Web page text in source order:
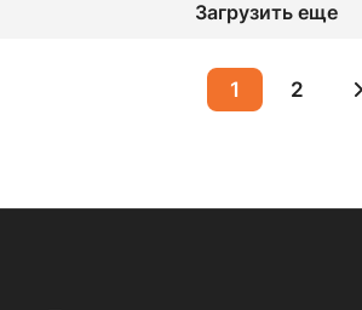
Загрузить еще
1 2